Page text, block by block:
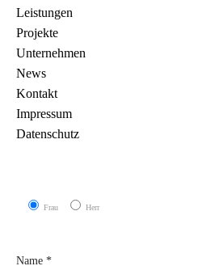
Leistungen
Projekte
Unternehmen
News
Kontakt
Impressum
Datenschutz
Frau Herr